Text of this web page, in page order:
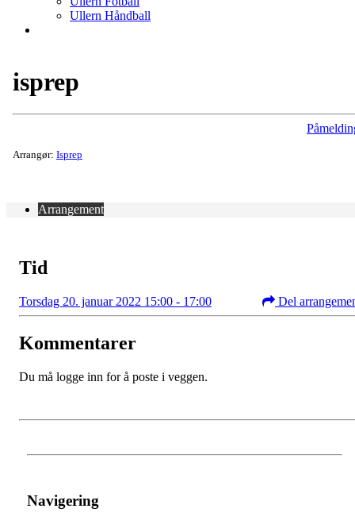
Ullern Håndball
isprep
Arrangør: Isprep
Arrangement
Tid
Torsdag 20. januar 2022 15:00 - 17:00 Del
Kommentarer
Du må logge inn for å poste i veggen.
Navigering